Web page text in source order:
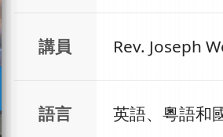
講員 Rev. Joseph
語言 英語、粵語和